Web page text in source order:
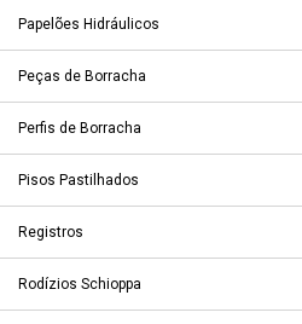
Papelões Hidráulicos
Peças de Borracha
Perfis de Borracha
Pisos Pastilhados
Registros
Rodízios Schioppa